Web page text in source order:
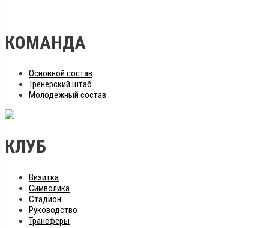
КОМАНДА
Основной состав
Тренерский штаб
Молодежный состав
КЛУБ
Визитка
Символика
Стадион
Руководство
Трансферы